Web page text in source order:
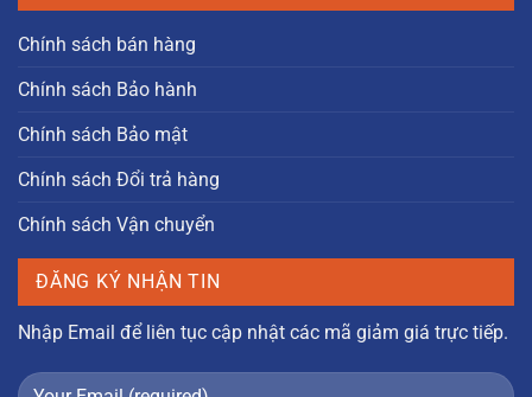
Chính sách bán hàng
Chính sách Bảo hành
Chính sách Bảo mật
Chính sách Đổi trả hàng
Chính sách Vận chuyển
ĐĂNG KÝ NHẬN TIN
Nhập Email để liên tục cập nhật các mã giảm giá trực tiếp.